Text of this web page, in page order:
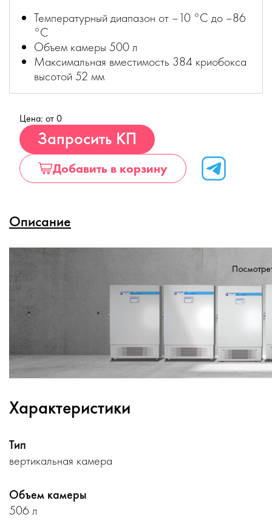
Температурный диапазон от –10 °С до –86
°С
Объем камеры 500 л
Максимальная вместимость 384 криобокса
высотой 52 мм
Цена: от 0
Запросить КП
Добавить в корзину
Описание
Характеристики
Тип
вертикальная камера
Объем камеры
506 л